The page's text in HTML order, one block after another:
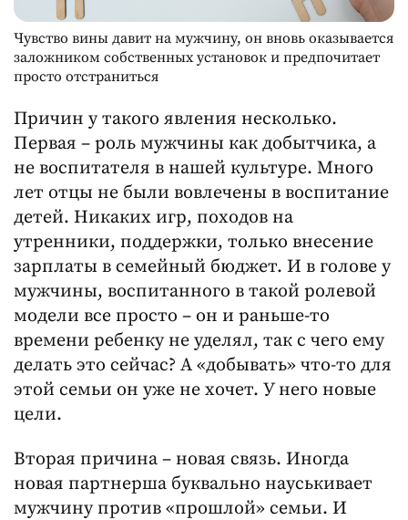
Чувство вины давит на мужчину, он вновь оказывается
заложником собственных установок и предпочитает
просто отстраниться
Причин у такого явления несколько.
Первая – роль мужчины как добытчика, а
не воспитателя в нашей культуре. Много
лет отцы не были вовлечены в воспитание
детей. Никаких игр, походов на
утренники, поддержки, только внесение
зарплаты в семейный бюджет. И в голове у
мужчины, воспитанного в такой ролевой
модели все просто – он и раньше-то
времени ребенку не уделял, так с чего ему
делать это сейчас? А «добывать» что-то для
этой семьи он уже не хочет. У него новые
цели.
Вторая причина – новая связь. Иногда
новая партнерша буквально науськивает
мужчину против «прошлой» семьи. И